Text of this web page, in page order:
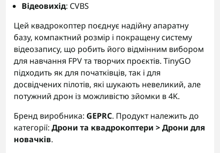
Відеовихід: CVBS
Цей квадрокоптер поєднує надійну апаратну
базу, компактний розмір і покращену систему
відеозапису, що робить його відмінним вибором
для навчання FPV та творчих проєктів. TinyGO
підходить як для початківців, так і для
досвідчених пілотів, які шукають невеликий, але
потужний дрон із можливістю зйомки в 4K.
Бренд виробника: GEPRC. Продукт належить до
категорії: Дрони та квадрокоптери > Дрони для
новачків.